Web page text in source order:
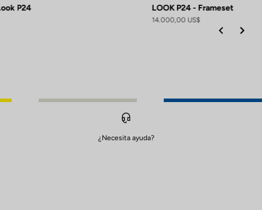
P24 LOOK P24 - Frameset
14.000,00 US$
¿Necesita ayuda?